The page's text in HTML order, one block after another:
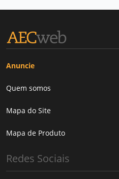
Anuncie
Quem somos
Mapa do Site
Mapa de Produto
Redes Sociais